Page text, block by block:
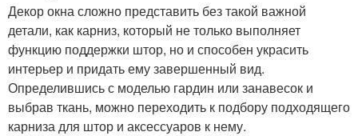
Декор окна сложно представить без такой важной
детали, как карниз, который не только выполняет
функцию поддержки штор, но и способен украсить
интерьер и придать ему завершенный вид.
Определившись с моделью гардин или занавесок и
выбрав ткань, можно переходить к подбору подходящего
карниза для штор и аксессуаров к нему.